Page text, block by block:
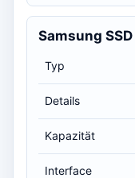
Samsung
Typ
Details
Kapazität
Interface